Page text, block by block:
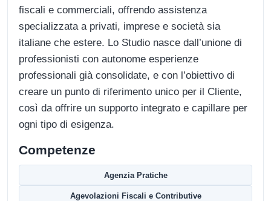
fiscali e commerciali, offrendo assistenza
specializzata a privati, imprese e società sia
italiane che estere. Lo Studio nasce dall’unione di
professionisti con autonome esperienze
professionali già consolidate, e con l’obiettivo di
creare un punto di riferimento unico per il Cliente,
così da offrire un supporto integrato e capillare per
ogni tipo di esigenza.
Competenze
Agenzia Pratiche
Agevolazioni Fiscali e Contributive